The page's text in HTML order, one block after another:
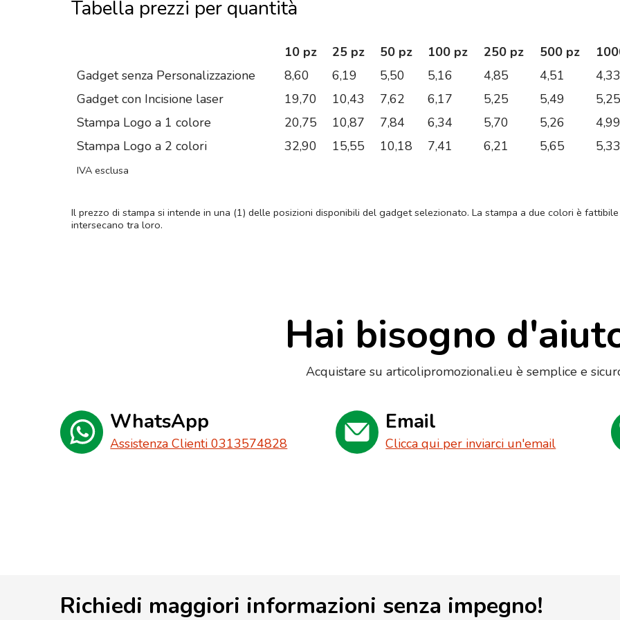
Tabella prezzi per quantità
10 pz 25 pz 50 pz 100 pz 250 pz 500 pz
Gadget senza Personalizzazione
8,60 6,19 5,50 5,16 4,85 4,51
4,33
Gadget con Incisione laser
19,70 10,43 7,62 6,17 5,25 5,49
5,25
Stampa Logo a 1 colore
20,75 10,87 7,84 6,34 5,70 5,26
4,99
Stampa Logo a 2 colori
32,90 15,55 10,18 7,41 6,21 5,65 5,33
IVA esclusa
Il prezzo di stampa si intende in una (1) delle posizioni disponibili del gadget selezionato. La stampa a due colori è
intersecano tra loro.
Hai bisogno
Acquistare su articolipromozionali.eu è semplice e
WhatsApp
Assistenza Clienti 0313574828
Email
Clicca qui per inviarci un'email
Richiedi maggiori informazioni senza impegno!